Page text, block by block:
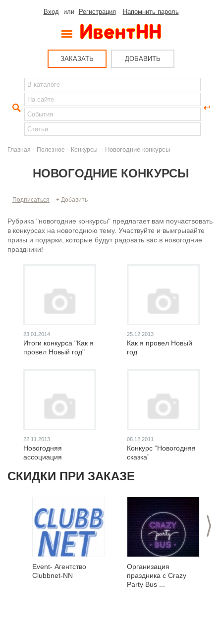
Вход или Регистрация Напомнить пароль
ЗАКАЗАТЬ ДОБАВИТЬ
Главная - Полезное - Конкурсы - Новогодние конкурсы
НОВОГОДНИЕ КОНКУРСЫ
Подписаться + Добавить
Рубрика "новогодние конкурсы" предлагает вам поучаствовать
в конкурсах на новогоднюю тему. Участвуйте и выигрывайте
призы и подарки, которые будут радовать вас в новогодние
праздники!
23.01.2014
Итоги конкурса "Как я
провел Новый год"
25.12.2013
Как я провел Новый
год
22.11.2013
Новогодняя
ассоциация
08.12.2011
Конкурс “Новогодняя
сказка”
СКИДКИ ПРИ ЗАКАЗЕ
>
Event- Агентство
Clubbnet-NN
Организация
праздника с Crazy
Party Bus ...